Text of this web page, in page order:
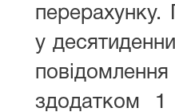
перерахунку.
у
здодатком 1